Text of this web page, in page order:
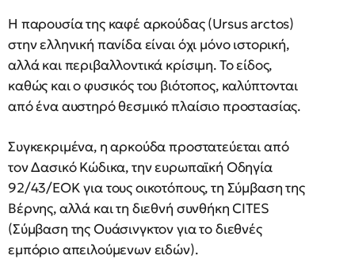
Η παρουσία της καφέ αρκούδας (Ursus arctos)
στην ελληνική πανίδα είναι όχι μόνο ιστορική,
αλλά και περιβαλλοντικά κρίσιμη. Το είδος,
καθώς και ο φυσικός του βιότοπος, καλύπτονται
από ένα αυστηρό θεσμικό πλαίσιο προστασίας.
Συγκεκριμένα, η αρκούδα προστατεύεται από
τον Δασικό Κώδικα, την ευρωπαϊκή Οδηγία
92/43/ΕΟΚ για τους οικοτόπους, τη Σύμβαση της
Βέρνης, αλλά και τη διεθνή συνθήκη CITES
(Σύμβαση της Ουάσινγκτον για το διεθνές
εμπόριο απειλούμενων ειδών).